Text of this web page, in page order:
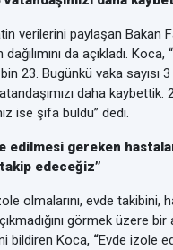
verilerini paylaşan Bakan
dağılımını da açıkladı.
23. Bugünkü vaka sayısı
daha kaybettik.
ise şifa buldu” dedi.
edilmesi gereken
edeceğiz”
olmalarını, evde takibini,
çıkmadığını görmek üzere
bildiren Koca, “Evde izole